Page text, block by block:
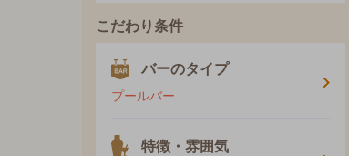
こだわり条件
バーのタイプ
プールバー
特徴・雰囲気